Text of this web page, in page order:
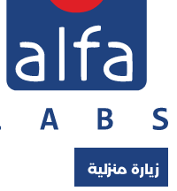
زيارة منزلية